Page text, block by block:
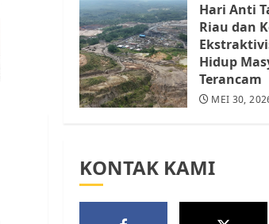
Hari Anti
Riau dan
Hidup
Terancam
MEI 30,
KONTAK KAMI